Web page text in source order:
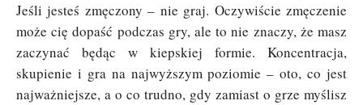
Jeśli jesteś zmęczony – nie graj. Oczywiście zmęczenie
może cię dopaść podczas gry, ale to nie znaczy, że masz
zaczynać będąc w kiepskiej formie. Koncentracja,
skupienie i gra na najwyższym poziomie – oto, co jest
najważniejsze, a o co trudno, gdy zamiast o grze myślisz